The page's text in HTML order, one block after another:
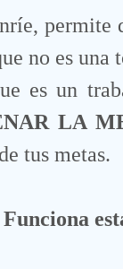
permite
no es una
es un
LA
tus metas.